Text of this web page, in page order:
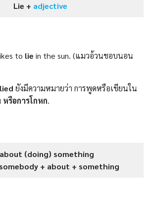
Lie + adjective
to lie in the sun. (แมวอ้วนชอบนอน
ยังมีความหมายว่า การพูดหรือเขียนใน
หรือการโกหก.
(doing) something
+ about + something